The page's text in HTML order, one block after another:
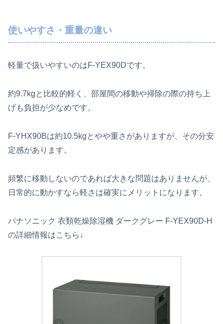
使いやすさ・重量の違い
軽量で扱いやすいのはF‑YEX90Dです。
約9.7kgと比較的軽く、部屋間の移動や掃除の際の持ち上
げも負担が少なめです。
F‑YHX90Bは約10.5kgとやや重さがありますが、その分安
定感があります。
頻繁に移動しないのであれば大きな問題はありませんが、
日常的に動かすなら軽さは確実にメリットになります。
パナソニック 衣類乾燥除湿機 ダークグレー F-YEX90D-H
の詳細情報はこちら↓